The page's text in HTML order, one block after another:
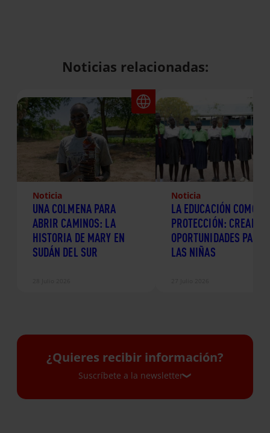
Noticias relacionadas:
Noticia
UNA COLMENA PARA
ABRIR CAMINOS: LA
HISTORIA DE MARY EN
SUDÁN DEL SUR
Noticia
LA EDUCACIÓN COMO
PROTECCIÓN: CREANDO
OPORTUNIDADES PARA
LAS NIÑAS
¿Quieres recibir información?
Suscríbete a la newsletter